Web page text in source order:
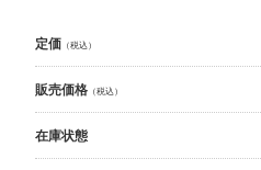
定価 （税込）
販売価格 （税込）
在庫状態